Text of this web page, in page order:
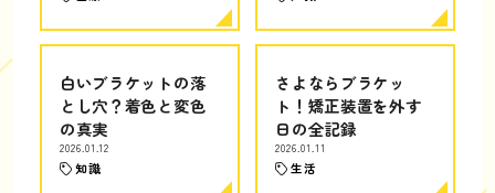
白いブラケットの落
とし穴？着色と変色
の真実
2026.01.12
知識
さよならブラケッ
ト！矯正装置を外す
日の全記録
2026.01.11
生活